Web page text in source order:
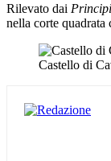
Rilevato dai
nella corte quadrata
Castello di